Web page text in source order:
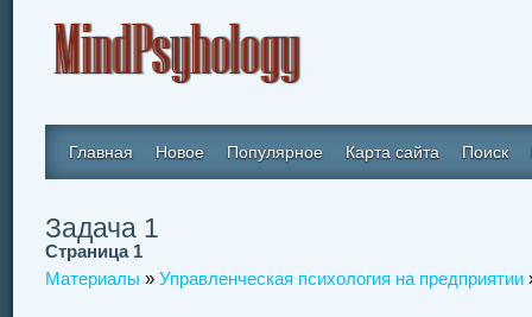
Главная Новое Популярное Карта сайта Поиск
Задача 1
Страница 1
Материалы » Управленческая психология на предприятии